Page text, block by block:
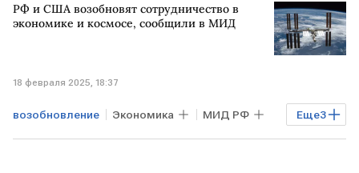
РФ и США возобновят сотрудничество в
экономике и космосе, сообщили в МИД
18 февраля 2025, 18:37
Еще3
возобновление Экономика МИД РФ
РОССИЯ США сотрудничество